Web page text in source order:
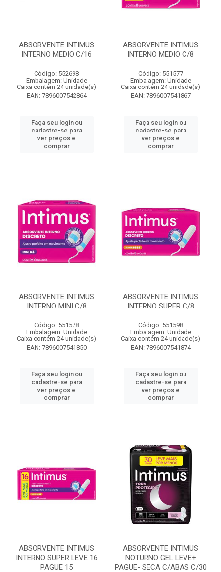
ABSORVENTE INTIMUS
INTERNO MEDIO C/16
Código: 552698
Embalagem: Unidade
Caixa contém 24 unidade(s)
EAN: 7896007542864
Faça seu login ou
cadastre-se para
ver preços e
comprar
ABSORVENTE INTIMUS
INTERNO MEDIO C/8
Código: 551577
Embalagem: Unidade
Caixa contém 24 unidade(s)
EAN: 7896007541867
Faça seu login ou
cadastre-se para
ver preços e
comprar
ABSORVENTE INTIMUS
INTERNO MINI C/8
Código: 551578
Embalagem: Unidade
Caixa contém 24 unidade(s)
EAN: 7896007541850
Faça seu login ou
cadastre-se para
ver preços e
comprar
ABSORVENTE INTIMUS
INTERNO SUPER C/8
Código: 551598
Embalagem: Unidade
Caixa contém 24 unidade(s)
EAN: 7896007541874
Faça seu login ou
cadastre-se para
ver preços e
comprar
ABSORVENTE INTIMUS
INTERNO SUPER LEVE 16
PAGUE 15
ABSORVENTE INTIMUS
NOTURNO GEL LEVE+
PAGUE- SECA C/ABAS C/30